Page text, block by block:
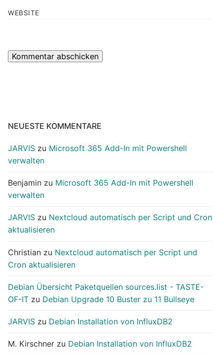
WEBSITE
NEUESTE KOMMENTARE
JARVIS zu Microsoft 365 Add-In mit Powershell
verwalten
Benjamin zu Microsoft 365 Add-In mit Powershell
verwalten
JARVIS zu Nextcloud automatisch per Script und Cron
aktualisieren
Christian zu Nextcloud automatisch per Script und
Cron aktualisieren
Debian Übersicht Paketquellen sources.list - TASTE-
OF-IT zu Debian Upgrade 10 Buster zu 11 Bullseye
JARVIS zu Debian Installation von InfluxDB2
M. Kirschner zu Debian Installation von InfluxDB2